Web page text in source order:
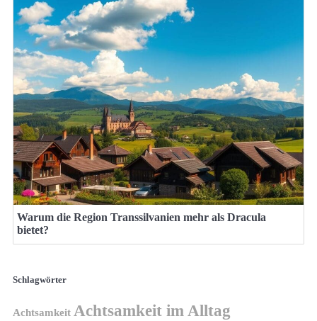
Warum die Region Transsilvanien mehr als Dracula
bietet?
Schlagwörter
Achtsamkeit Achtsamkeit im Alltag